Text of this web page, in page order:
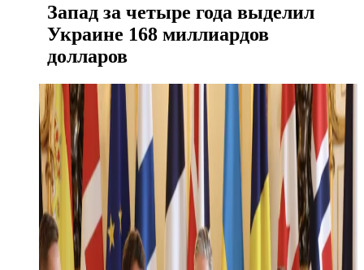
Запад за четыре года выделил
Украине 168 миллиардов
долларов